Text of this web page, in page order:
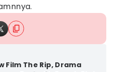
Film The Rip, Drama